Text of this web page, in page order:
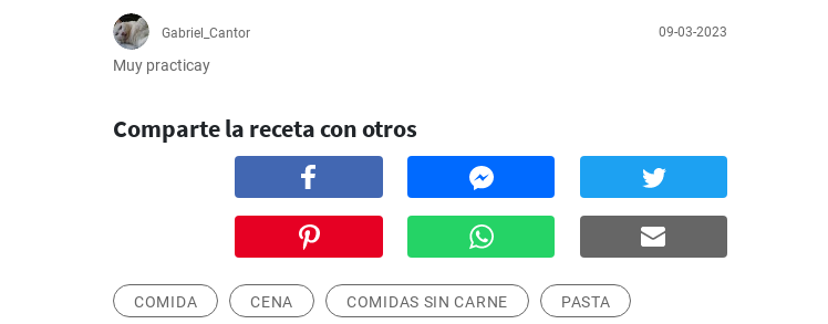
Gabriel_Cantor 09-03-2023
Muy practicay
Comparte la receta con otros
COMIDA CENA COMIDAS SIN CARNE PASTA